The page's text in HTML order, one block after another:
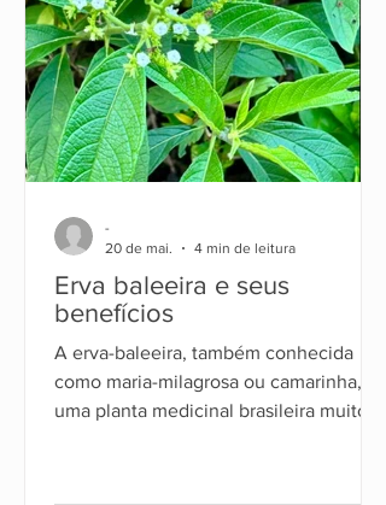
Erva baleeira e seus
benefícios
A erva-baleeira, também conhecida
como maria-milagrosa ou camarinha, é
uma planta medicinal brasileira muito
-
20 de mai.
4 min de leitura